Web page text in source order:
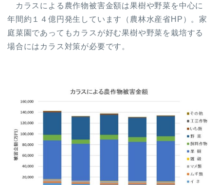
カラスによる農作物被害金額は果樹や野菜を中心に
年間約１４億円発生しています（農林水産省HP）。家
庭菜園であってもカラスが好む果樹や野菜を栽培する
場合にはカラス対策が必要です。